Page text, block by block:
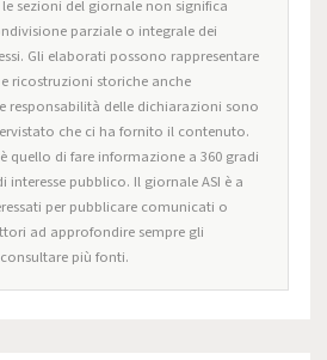
sezioni del giornale non significa
parziale o integrale dei
Gli elaborati possono rappresentare
ricostruzioni storiche anche
responsabilità delle dichiarazioni sono
che ci ha fornito il contenuto.
quello di fare informazione a 360 gradi
interesse pubblico. Il giornale ASI è a
per pubblicare comunicati o
ad approfondire sempre gli
più fonti.